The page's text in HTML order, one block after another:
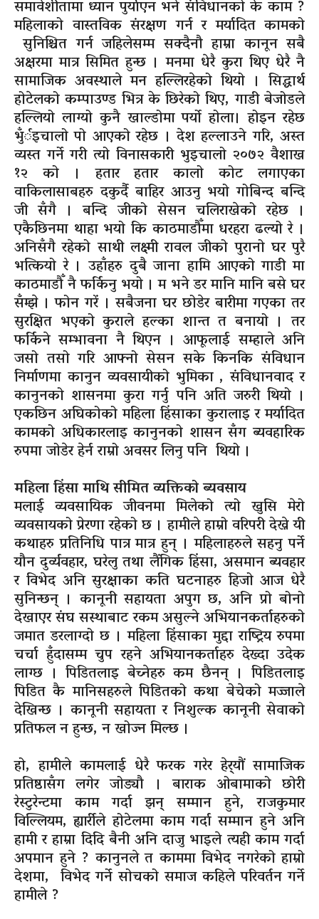
समावेशीतामा ध्यान पुर्याएन भने संविधानको के काम ?
महिलाको वास्तविक संरक्षण गर्न र मर्यादित कामको
सुनिश्चित गर्न जहिलेसम्म सक्दैनौ हाम्रा कानून सबै
अक्षरमा मात्रसिमित हुन्छ । मनमा धेरै कुरा थिए धेरै नै
सामाजिक अवस्थाले मन हल्लिरहेको थियो । सिद्धार्थ
होटेलको कम्पाउण्ड भित्र के छिरेको थिए, गाडी बेजोडले
हल्लियो लाग्यो कुनै खाल्डोमा पर्यो होला। होइन रहेछ
भुँर्इचालो पो आएको रहेछ । देश हल्लाउने गरि, अस्त
व्यस्त गर्ने गरी त्यो विनासकारी भुइचालो २०७२ वैशाख
१२ को । हतार हतार कालो कोट लगाएका
वाकिलासाबहरु दकुर्दै बाहिर आउनु भयो गोबिन्द बन्दि
जी सँगै । बन्दि जीको सेसन चलिराखेको रहेछ ।
एकैछिनमा थाहा भयो कि काठमाडौँमा धरहरा ढल्यो रे ।
अनिसँगै रहेको साथी लक्ष्मी रावल जीको पुरानो घर पुरै
भत्कियो रे । उहाँहरु दुबै जाना हामि आएको गाडी मा
काठमाडौँ नै फर्किनु भयो । म भने डर मानि मानि बसे घर
सँम्झे । फोन गरें । सबैजना घर छोडेर बारीमा गएका तर
सुरक्षित भएको कुराले हल्का शान्त त बनायो । तर
फर्किने सम्भावना नै थिएन । आफूलाई सम्हाले अनि
जसो तसो गरि आफ्नो सेसन सके किनकि संविधान
निर्माणमा कानुन व्यवसायीको भुमिका , संविधानवाद र
कानुनको शासनमा कुरा गर्नु पनि अति जरुरी थियो ।
एकछिन अघिकोको महिला हिंसाका कुरालाइ र मर्यादित
कामको अधिकारलाइ कानुनको शासन सँग ब्यवहारिक
रुपमा जोडेर हेर्न राम्रो अवसर लिनु पनि थियो ।
महिला हिंसा माथि सीमित व्यक्तिको ब्यवसाय
मलाई व्यवसायिक जीवनमा मिलेको त्यो खुसि मेरो
व्यवसायको प्रेरणा रहेको छ । हामीले हाम्रो वरिपरी देख्ने यी
कथाहरु प्रतिनिधि पात्र मात्र हुन् । महिलाहरुले सहनु पर्ने
यौन दुर्व्यवहार, घरेलु तथा लैंगिक हिंसा, असमान ब्यवहार
र विभेद अनि सुरक्षाका कति घटनाहरु हिजो आज धेरै
सुनिन्छन् । कानूनी सहायता अपुग छ, अनि प्रो बोनो
देखाएर संघ सस्थाबाट रकम असुल्ने अभियानकर्ताहरुको
जमात डरलाग्दो छ । महिला हिंसाका मुद्दा राष्ट्रिय रुपमा
चर्चा हुँदासम्म चुप रहने अभियानकर्ताहरु देख्दा उदेक
लाग्छ । पिडितलाइ बेच्नेहरु कम छैनन् । पिडितलाइ
पिडित कै मानिसहरुले पिडितको कथा बेचेको मज्जाले
देखिन्छ । कानूनी सहायता र निशुल्क कानूनी सेवाको
प्रतिफल न हुन्छ, न खोज्न मिल्छ ।
हो, हामीले कामलाई धेरै फरक गरेर हेर्‍यौं सामाजिक
प्रतिष्ठासँग लगेर जोड्यौ । बाराक ओबामाको छोरी
रेस्टुरेन्टमा काम गर्दा झन् सम्मान हुने, राजकुमार
विल्लियम, ह्यार्रीले होटेलमा काम गर्दा सम्मान हुने अनि
हामी र हाम्रा दिदि बैनी अनि दाजु भाइले त्यही काम गर्दा
अपमान हुने ? कानुनले त काममा विभेद नगरेको हाम्रो
देशमा, विभेद गर्ने सोचको समाज कहिले परिवर्तन गर्ने
हामीले ?